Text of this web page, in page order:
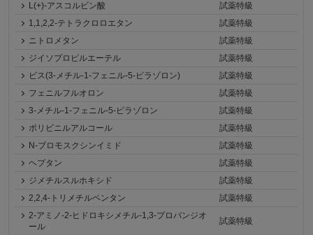
L(+)-アスコルビン酸
試薬特級
1,1,2,2-テトラクロロエタン
試薬特級
ニトロメタン
試薬特級
ジイソプロピルエーテル
試薬特級
ビス(3-メチル-1-フェニル-5-ピラゾロン)
試薬特級
フェニルフルオロン
試薬特級
3-メチル-1-フェニル-5-ピラゾロン
試薬特級
ポリビニルアルコール
試薬特級
N-ブロモスクシンイミド
試薬特級
ヘプタン
試薬特級
ジメチルスルホキシド
試薬特級
2,2,4-トリメチルペンタン
試薬特級
2-アミノ-2-ヒドロキシメチル-1,3-プロパンジオ
ール
試薬特級